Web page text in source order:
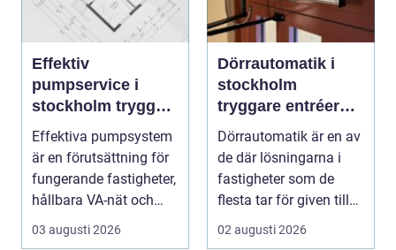
Effektiv
pumpservice i
stockholm trygg
drift utan avbrott
Effektiva pumpsystem
är en förutsättning för
fungerande fastigheter,
hållbara VA-nät och
trygg hante...
03 augusti 2026
Dörrautomatik i
stockholm
tryggare entréer
och bättre
tillgänglighet
Dörrautomatik är en av
de där lösningarna i
fastigheter som de
flesta tar för given tills
den sakna...
02 augusti 2026